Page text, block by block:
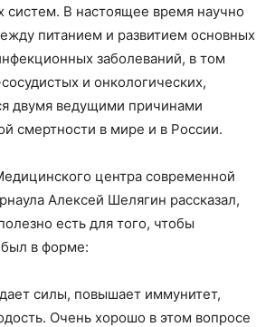
систем. В настоящее время научно
питанием и развитием основных
заболеваний, в том
и онкологических,
двумя ведущими причинами
смертности в мире и в России.
центра современной
Алексей Шелягин рассказал,
есть для того, чтобы
был в форме:
силы, повышает иммунитет,
Очень хорошо в этом вопросе